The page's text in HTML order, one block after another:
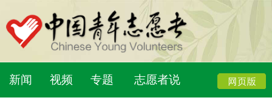
新闻 视频 专题 志愿者说